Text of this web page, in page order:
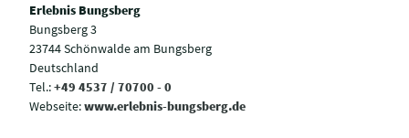
Erlebnis Bungsberg
Bungsberg 3
23744 Schönwalde am Bungsberg
Deutschland
Tel.:+49 4537 / 70700 - 0
Webseite:www.erlebnis-bungsberg.de